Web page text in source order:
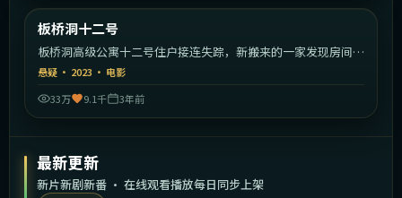
热门
板桥洞十二号
板桥洞高级公寓十二号住户接连失踪，新搬来的一家发现房间里
藏着秘密。
悬疑 · 2023 · 电影
33万
9.1千 3年前
最新更新
新片新剧新番 · 在线观看播放每日同步上架